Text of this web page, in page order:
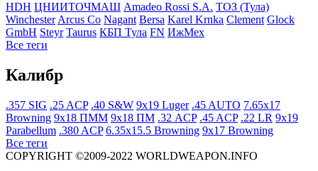
HDH ЦНИИТОЧМАШ Amadeo Rossi S.A. ТОЗ (Тула)
WinchesterArcus Co Nagant Bersa Karel Krnka Clement Glock
GmbH Steyr Taurus КБП Тула FN ИжМех
Все теги
Калибр
.357 SIG .25 ACP .40 S&W 9x19 Luger .45 AUTO 7.65x17
Browning 9x18 ПММ 9x18 ПМ .32 ACP .45 ACP .22 LR 9x19
Parabellum .380 ACP 6.35x15.5 Browning 9x17 Browning
Все теги
COPYRIGHT ©2009-2022 WORLDWEAPON.INFO